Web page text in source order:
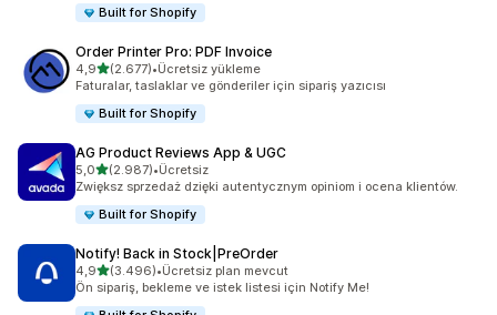
Built for Shopify
Order Printer Pro: PDF Invoice
4,95 yıldız üzerinden
(2.677)
toplam 2677 değerlendirme
•Ücretsiz yükleme
Faturalar, taslaklar ve gönderiler için sipariş yazıcısı
Built for Shopify
AG Product Reviews App & UGC
5,05 yıldız üzerinden
(2.987)
toplam 2987 değerlendirme
•Ücretsiz
Zwiększ sprzedaż dzięki autentycznym opiniom i ocena klientów.
Built for Shopify
Notify! Back in Stock|PreOrder
4,95 yıldız üzerinden
(3.496)
toplam 3496 değerlendirme
•Ücretsiz plan mevcut
Ön sipariş, bekleme ve istek listesi için Notify Me!